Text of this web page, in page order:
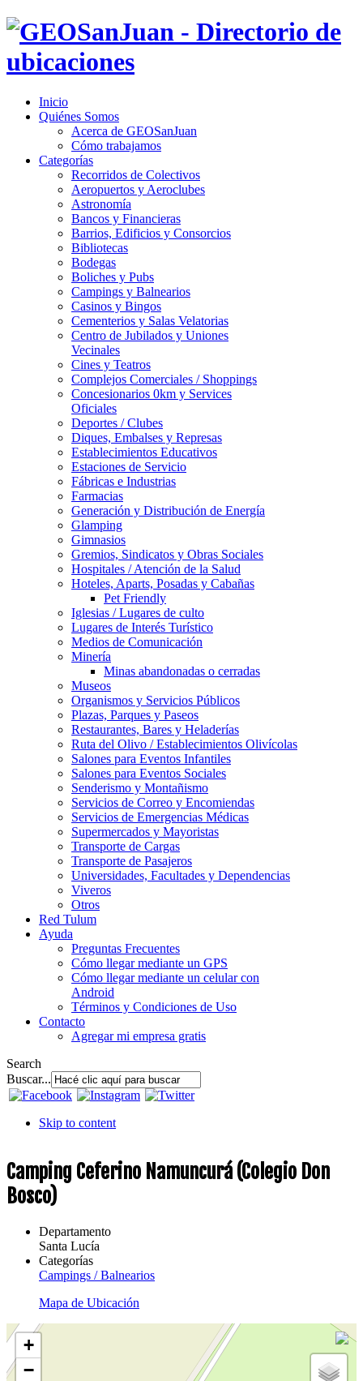
Inicio
Quiénes Somos
Acerca de GEOSanJuan
Cómo trabajamos
Categorías
Recorridos de Colectivos
Aeropuertos y Aeroclubes
Astronomía
Bancos y Financieras
Barrios, Edificios y Consorcios
Bibliotecas
Bodegas
Boliches y Pubs
Campings y Balnearios
Casinos y Bingos
Cementerios y Salas Velatorias
Centro de Jubilados y Uniones
Vecinales
Cines y Teatros
Complejos Comerciales / Shoppings
Concesionarios 0km y Services
Oficiales
Deportes / Clubes
Diques, Embalses y Represas
Establecimientos Educativos
Estaciones de Servicio
Fábricas e Industrias
Farmacias
Generación y Distribución de Energía
Glamping
Gimnasios
Gremios, Sindicatos y Obras Sociales
Hospitales / Atención de la Salud
Hoteles, Aparts, Posadas y Cabañas
Pet Friendly
Iglesias / Lugares de culto
Lugares de Interés Turístico
Medios de Comunicación
Minería
Minas abandonadas o cerradas
Museos
Organismos y Servicios Públicos
Plazas, Parques y Paseos
Restaurantes, Bares y Heladerías
Ruta del Olivo / Establecimientos Olivícolas
Salones para Eventos Infantiles
Salones para Eventos Sociales
Senderismo y Montañismo
Servicios de Correo y Encomiendas
Servicios de Emergencias Médicas
Supermercados y Mayoristas
Transporte de Cargas
Transporte de Pasajeros
Universidades, Facultades y Dependencias
Viveros
Otros
Red Tulum
Ayuda
Preguntas Frecuentes
Cómo llegar mediante un GPS
Cómo llegar mediante un celular con
Android
Términos y Condiciones de Uso
Contacto
Agregar mi empresa gratis
Search
Buscar...
Skip to content
Camping Ceferino Namuncurá (Colegio Don
Bosco)
Departamento
Santa Lucía
Categorías
Campings / Balnearios
Mapa de Ubicación
+
−